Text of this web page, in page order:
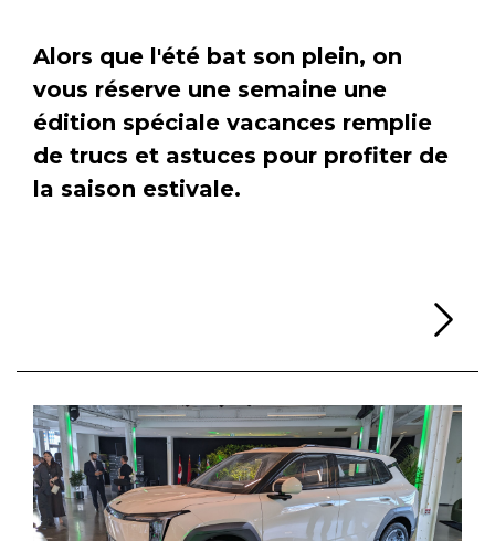
Alors que l'été bat son plein, on
vous réserve une semaine une
édition spéciale vacances remplie
de trucs et astuces pour profiter de
la saison estivale.